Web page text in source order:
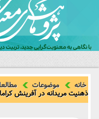
خانه موضوعات
ذهنیت‌ مریدانه‌ در‌ آفرینش‌